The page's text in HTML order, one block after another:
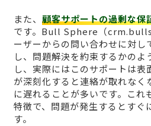
また、 顧客サポートの過剰な保
です。Bull Sphere（
ーザーからの問い合わせに対し
し、問題解決を約束するかのよ
し、実際にはこのサポートは表
が深刻化すると連絡が取れなく
に遅れることが多いです。これ
特徴で、問題が発生するとすぐ
す。